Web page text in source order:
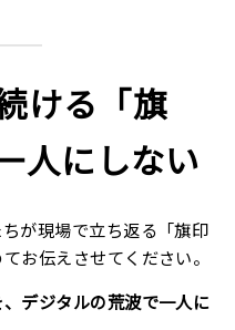
ける「旗
人にしない
が現場で立ち返る「旗印
お伝えさせてください。
、デジタルの荒波で一人に